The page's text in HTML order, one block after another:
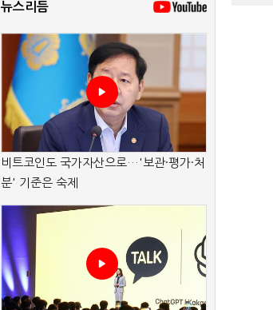
뉴스리듬
비트코인도 국가자산으로…'보관·평가·처
분' 기준은 숙제